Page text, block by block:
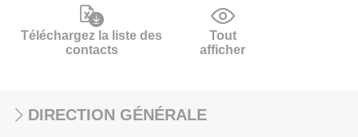
Téléchargez la liste des
contacts
Tout
afficher
DIRECTION GÉNÉRALE